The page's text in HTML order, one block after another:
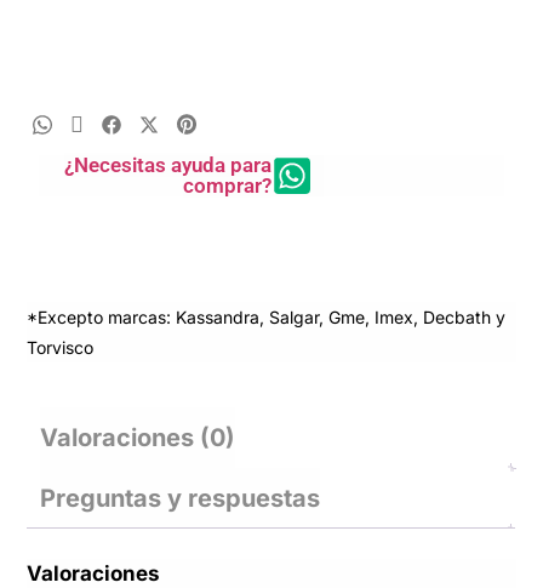
¿Necesitas ayuda para
comprar?
*Excepto marcas: Kassandra, Salgar, Gme, Imex, Decbath y
Torvisco
Valoraciones (0)
Preguntas y respuestas
Valoraciones